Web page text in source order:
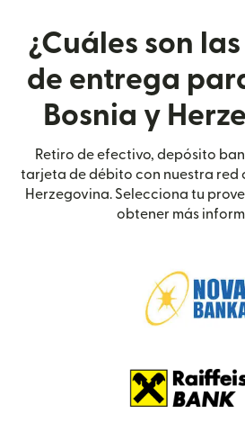
¿Cuáles son
de entrega
Bosnia y
Retiro de efectivo, depósito
tarjeta de débito con nuestra red
Herzegovina. Selecciona tu
obtener más